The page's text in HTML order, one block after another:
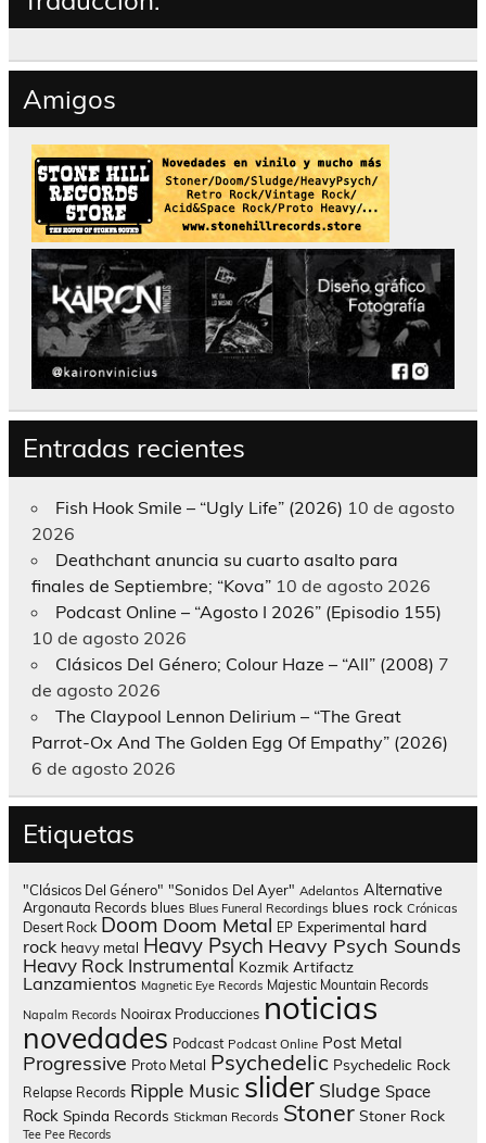
Amigos
Entradas recientes
Fish Hook Smile – “Ugly Life” (2026) 10 de agosto
2026
Deathchant anuncia su cuarto asalto para
finales de Septiembre; “Kova” 10 de agosto 2026
Podcast Online – “Agosto I 2026” (Episodio 155)
10 de agosto 2026
Clásicos Del Género; Colour Haze – “All” (2008) 7
de agosto 2026
The Claypool Lennon Delirium – “The Great
Parrot-Ox And The Golden Egg Of Empathy” (2026)
6 de agosto 2026
Etiquetas
"Clásicos Del Género" "Sonidos Del Ayer" Adelantos Alternative
Argonauta Records blues Blues Funeral Recordings blues rock Crónicas
Desert Rock Doom Doom Metal EP Experimental hard
rock heavy metal Heavy Psych Heavy Psych Sounds
Heavy Rock Instrumental Kozmik Artifactz
Lanzamientos Magnetic Eye Records Majestic Mountain Records
Napalm Records Nooirax Producciones noticias
novedades Podcast Podcast Online Post Metal
Progressive Proto Metal Psychedelic Psychedelic Rock
Relapse Records Ripple Music slider Sludge Space
Rock Spinda Records Stickman Records Stoner Stoner Rock
Tee Pee Records